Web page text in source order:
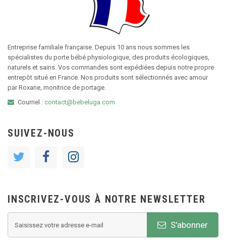
Entreprise familiale française. Depuis 10 ans nous sommes les
spécialistes du porte bébé physiologique, des produits écologiques,
naturels et sains. Vos commandes sont expédiées depuis notre propre
entrepôt situé en France. Nos produits sont sélectionnés avec amour
par Roxane, monitrice de portage.
Courriel : contact@bebeluga.com
SUIVEZ-NOUS
INSCRIVEZ-VOUS À NOTRE NEWSLETTER
S'abonner